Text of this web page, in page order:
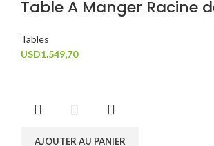
Table A Manger Racine
Tables
USD1.549,70
AJOUTER AU PANIER